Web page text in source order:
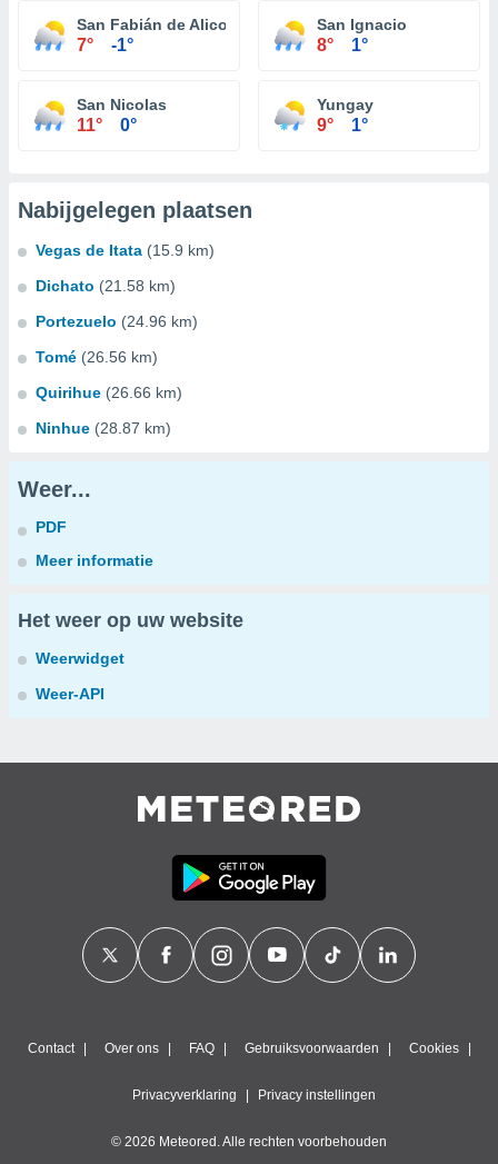
San Fabián de Alico
7° -1°
San Ignacio
8° 1°
San Nicolas
11° 0°
Yungay
9° 1°
Nabijgelegen plaatsen
Vegas de Itata (15.9 km)
Dichato (21.58 km)
Portezuelo (24.96 km)
Tomé (26.56 km)
Quirihue (26.66 km)
Ninhue (28.87 km)
Weer...
PDF
Meer informatie
Het weer op uw website
Weerwidget
Weer-API
Contact Over ons FAQ Gebruiksvoorwaarden Cookies
Privacyverklaring Privacy instellingen
© 2026 Meteored. Alle rechten voorbehouden